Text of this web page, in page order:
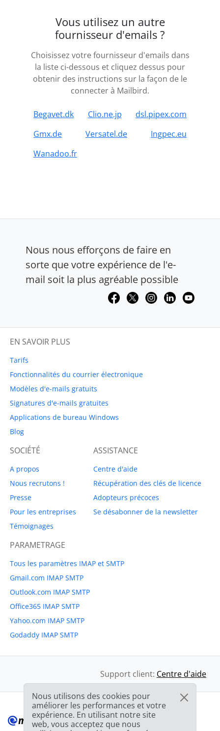
Vous utilisez un autre
fournisseur d'emails ?
Choisissez votre fournisseur d'emails dans
la liste ci-dessous et cliquez dessus pour
obtenir des instructions sur la façon de le
connecter à Mailbird.
Begavet.dk Clio.ne.jp
dsl.pipex.com
Gmx.de
Versatel.de
Ingpec.eu
Wanadoo.fr
Nous nous efforçons de faire en
sorte que votre expérience de l'e-
mail soit la plus agréable possible
EN SAVOIR PLUS
Tarifs
Fonctionnalités du courrier électronique
Modèles d'e-mails gratuits
Signatures d'e-mails gratuites
Applications de bureau Windows
Blog
SOCIÉTÉ
A propos
Nous recrutons !
Presse
Pour les entreprises
Témoignages
ASSISTANCE
Centre d'aide
Récupération des clés de licence
Adopteurs précoces
Se désabonner de la newsletter
PARAMETRAGE
Tous les paramètres IMAP et SMTP
Gmail.com IMAP SMTP
Outlook.com IMAP SMTP
Office365 IMAP SMTP
Yahoo.com IMAP SMTP
Godaddy IMAP SMTP
Support client: Centre d'aide
Nous utilisons des cookies pour
améliorer les performances et votre
expérience. En utilisant notre site
web, vous acceptez que nous